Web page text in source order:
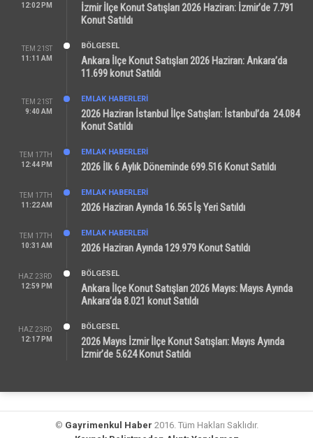
12:02 PM
İzmir İlçe Konut Satışları 2026 Haziran: İzmir’de 7.791
Konut Satıldı
TEM 21ST
11:11 AM
BÖLGESEL
Ankara İlçe Konut Satışları 2026 Haziran: Ankara’da
11.699 konut Satıldı
TEM 21ST
9:40 AM
EMLAK HABERLERI
2026 Haziran İstanbul İlçe Satışları: İstanbul’da 24.084
Konut Satıldı
TEM 17TH
12:44 PM
EMLAK HABERLERI
2026 İlk 6 Aylık Döneminde 699.516 Konut Satıldı
TEM 17TH
11:22 AM
EMLAK HABERLERI
2026 Haziran Ayında 16.565 İş Yeri Satıldı
TEM 17TH
10:31 AM
EMLAK HABERLERI
2026 Haziran Ayında 129.979 Konut Satıldı
HAZ 23RD
12:59 PM
BÖLGESEL
Ankara İlçe Konut Satışları 2026 Mayıs: Mayıs Ayında
Ankara’da 8.021 konut Satıldı
HAZ 23RD
12:17 PM
BÖLGESEL
2026 Mayıs İzmir İlçe Konut Satışları: Mayıs Ayında
İzmir’de 5.624 Konut Satıldı
© Gayrimenkul Haber 2016. Tüm Hakları Saklıdır.